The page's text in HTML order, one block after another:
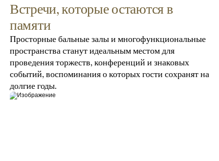
Встречи, которые остаются в
памяти
Просторные бальные залы и многофункциональные
пространства станут идеальным местом для
проведения торжеств, конференций и знаковых
событий, воспоминания о которых гости сохранят на
долгие годы.